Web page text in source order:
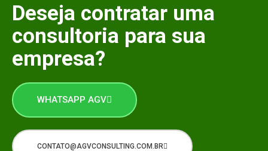
Deseja contratar uma
consultoria para sua
empresa?
WHATSAPP AGV
CONTATO@AGVCONSULTING.COM.BR